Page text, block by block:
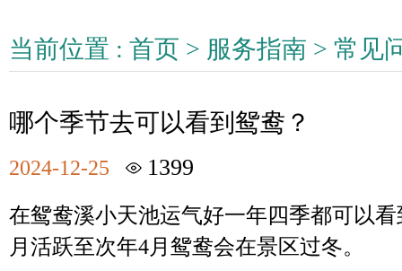
当前位置 : 首页 > 服务指南 > 常见
哪个季节去可以看到鸳鸯？
2024-12-25 1399
在鸳鸯溪小天池运气好一年四季都可以
月活跃至次年4月鸳鸯会在景区过冬。